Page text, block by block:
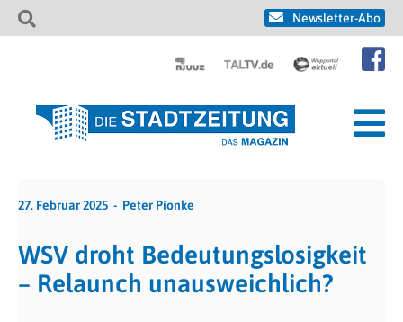
Newsletter-Abo
27. Februar 2025 Peter Pionke
WSV droht Bedeutungslosigkeit
– Relaunch unausweichlich?